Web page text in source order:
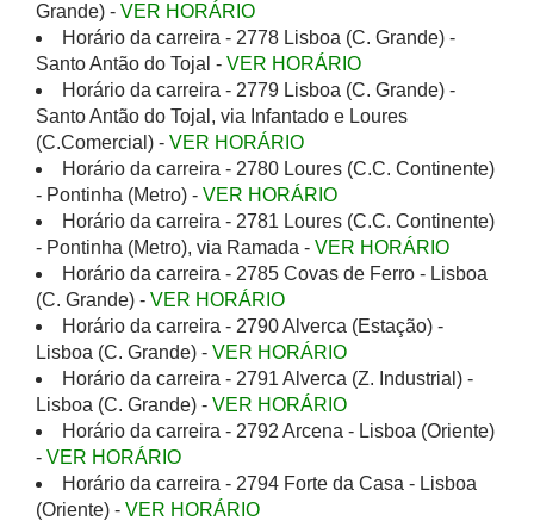
Grande) - VER HORÁRIO
Horário da carreira - 2778 Lisboa (C. Grande) -
Santo Antão do Tojal - VER HORÁRIO
Horário da carreira - 2779 Lisboa (C. Grande) -
Santo Antão do Tojal, via Infantado e Loures
(C.Comercial) - VER HORÁRIO
Horário da carreira - 2780 Loures (C.C. Continente)
- Pontinha (Metro) - VER HORÁRIO
Horário da carreira - 2781 Loures (C.C. Continente)
- Pontinha (Metro), via Ramada - VER HORÁRIO
Horário da carreira - 2785 Covas de Ferro - Lisboa
(C. Grande) - VER HORÁRIO
Horário da carreira - 2790 Alverca (Estação) -
Lisboa (C. Grande) - VER HORÁRIO
Horário da carreira - 2791 Alverca (Z. Industrial) -
Lisboa (C. Grande) - VER HORÁRIO
Horário da carreira - 2792 Arcena - Lisboa (Oriente)
- VER HORÁRIO
Horário da carreira - 2794 Forte da Casa - Lisboa
(Oriente) - VER HORÁRIO